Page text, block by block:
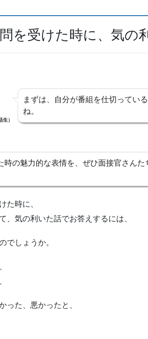
を受けた時に、気の
）
まずは、自分が番組を仕切ってい
ね。
時の魅力的な表情を、ぜひ面接官さんた
た時に、
、気の利いた話でお答えするには、
でしょうか。
った、悪かったと、